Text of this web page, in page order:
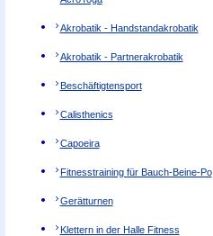
Akrobatik - Handstandakrobatik
Akrobatik - Partnerakrobatik
Beschäftigtensport
Calisthenics
Capoeira
Fitnesstraining für Bauch-Beine-Po
Gerätturnen
Klettern in der Halle Fitness